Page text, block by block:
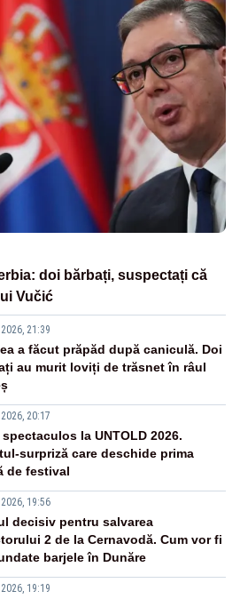
doi bărbați, suspectați că
Vučić
21:39
a făcut prăpăd după caniculă. Doi
au murit loviți de trăsnet în râul
20:17
la UNTOLD 2026.
surpriză care deschide prima
de festival
19:56
decisiv pentru salvarea
2 de la Cernavodă. Cum vor fi
barjele în Dunăre
19:19